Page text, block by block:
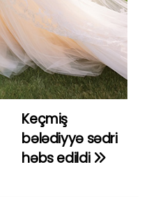
Keçmiş
bələdiyyə sədri
həbs edildi